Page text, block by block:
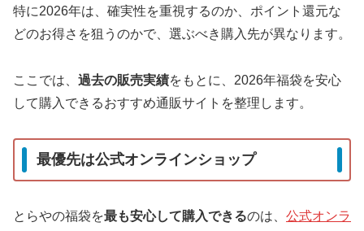
特に2026年は、確実性を重視するのか、ポイント還元な
どのお得さを狙うのかで、選ぶべき購入先が異なります。
ここでは、 過去の販売実績をもとに、2026年福袋を安心
して購入できるおすすめ通販サイトを整理します。
最優先は公式オンラインショップ
とらやの福袋を最も安心して購入できるのは、 公式オンラ